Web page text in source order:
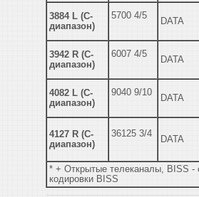
3884 L (C-
диапазон)
5700 4/5
DATA
3942 R (C-
диапазон)
6007 4/5
DATA
4082 L (C-
диапазон)
9040 9/10
DATA
4127 R (C-
диапазон)
36125 3/4
DATA
* + Открытые телеканалы, BISS -
кодировки BISS